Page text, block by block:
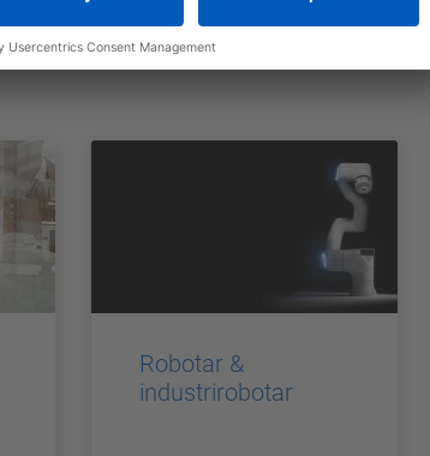
Robotar &
industrirobotar